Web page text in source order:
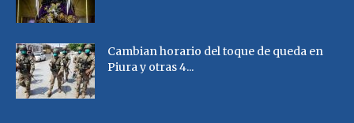
Cambian horario del toque de queda en
Piura y otras 4...